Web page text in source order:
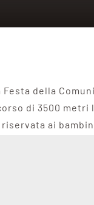
Festa della
di 3500
riservata ai